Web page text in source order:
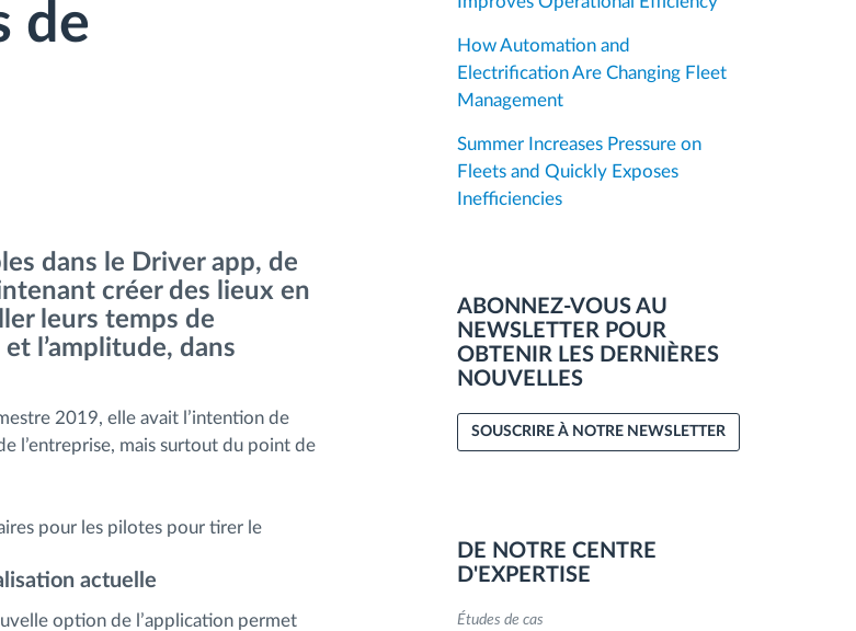
de
dans le Driver app, de
créer des lieux en
leurs temps de
l’amplitude, dans
2019, elle avait l’intention de
l’entreprise, mais surtout du point de
pour les pilotes pour tirer le
actuelle
option de l’application permet
How Automation and
Electrification Are Changing Fleet
Management
Summer Increases Pressure on
Fleets and Quickly Exposes
Inefficiencies
ABONNEZ-VOUS AU
NEWSLETTER POUR
OBTENIR LES DERNIÈRES
NOUVELLES
SOUSCRIRE À NOTRE NEWSLETTER
DE NOTRE CENTRE
D'EXPERTISE
Études de cas